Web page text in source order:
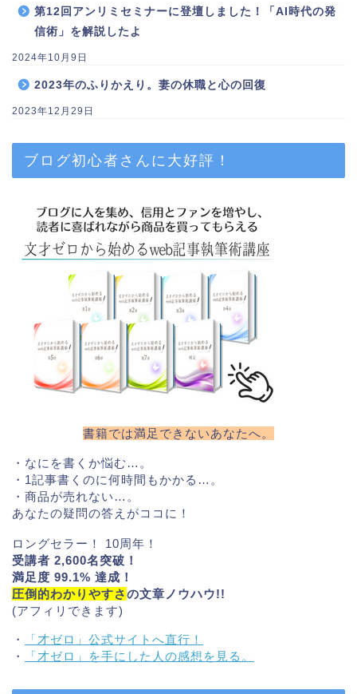
第12回アンリミセミナーに登壇しました！「AI時代の発
信術」を解説したよ
2024年10月9日
2023年のふりかえり。妻の休職と心の回復
2023年12月29日
ブログ初心者さんに大好評！
書籍では満足できないあなたへ。
・なにを書くか悩む…。
・1記事書くのに何時間もかかる…。
・商品が売れない…。
あなたの疑問の答えがココに！
ロングセラー！ 10周年！
受講者 2,600名突破！
満足度 99.1% 達成！
圧倒的わかりやすさの文章ノウハウ!!
(アフィリできます)
・
「才ゼロ」公式サイトへ直行！
・
「才ゼロ」を手にした人の感想を見る。